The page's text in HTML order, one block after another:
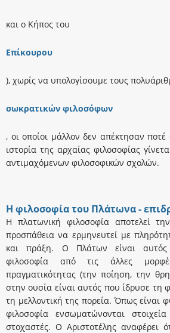
και ο Kήπος του
Eπίκουρου
), χωρίς να υπολογίσουμε τους
σωκρατικών φιλοσόφων
, οι οποίοι μάλλον δεν απέκτησαν
ιστορία της αρχαίας φιλοσοφίας
αντιμαχόμενων φιλοσοφικών σχολών.
Η φιλοσοφία του Πλάτωνα -
Η πλατωνική φιλοσοφία αποτελεί
προσπάθεια να ερμηνευτεί με
και πράξη. Ο Πλάτων είναι
φιλοσοφία από τις άλλες
πραγματικότητας (την ποίηση, την
στην ουσία είναι αυτός που ίδρυσε τη
τη μελλοντική της πορεία. Όπως είναι
φιλοσοφία ενσωματώνονται
στοχαστές. Ο Αριστοτέλης αναφέρει